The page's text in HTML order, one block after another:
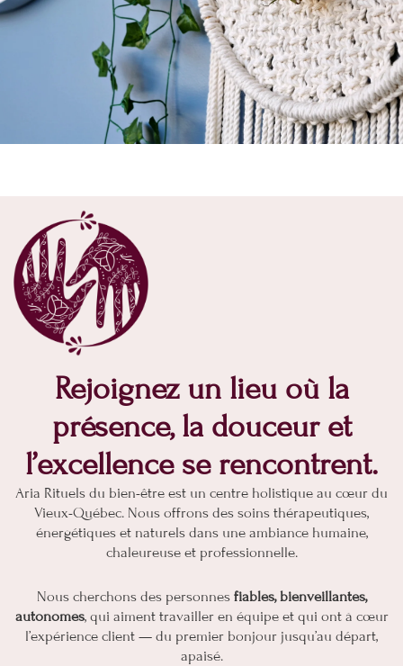
Rejoignez un lieu où la
présence, la douceur et
l’excellence se rencontrent.
Aria Rituels du bien-être est un centre holistique au cœur du
Vieux-Québec. Nous offrons des soins thérapeutiques,
énergétiques et naturels dans une ambiance humaine,
chaleureuse et professionnelle.
Nous cherchons des personnes fiables, bienveillantes,
autonomes, qui aiment travailler en équipe et qui ont à cœur
l’expérience client — du premier bonjour jusqu’au départ,
apaisé.